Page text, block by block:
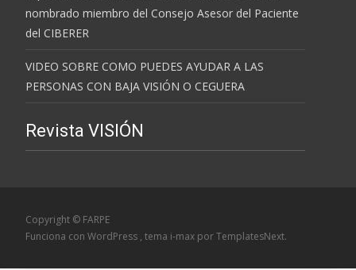
nombrado miembro del Consejo Asesor del Paciente
del CIBERER
VIDEO SOBRE COMO PUEDES AYUDAR A LAS
PERSONAS CON BAJA VISIÓN O CEGUERA
Revista VISIÓN
Copyright © FARPE
Funciona con WordPress , tema i-max por TemplatesNext.